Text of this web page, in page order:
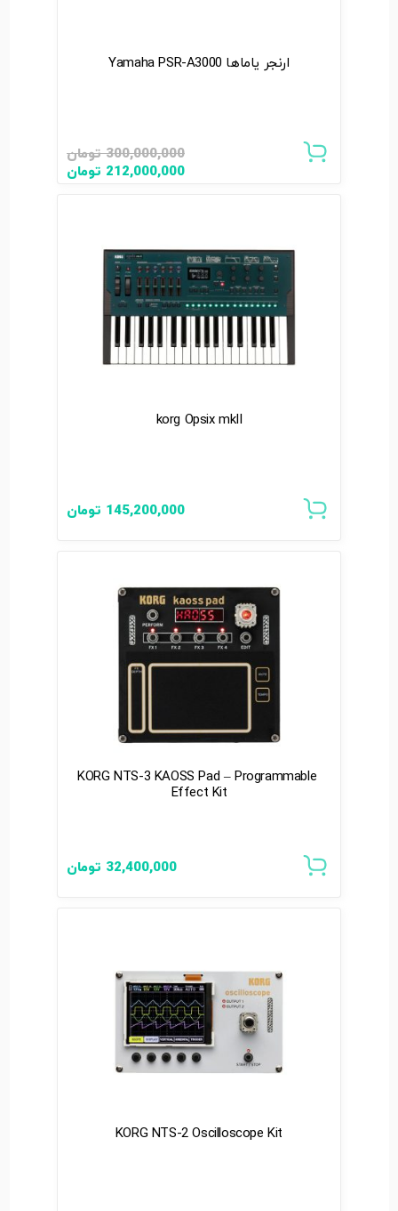
ارنجر یاماها Yamaha PSR-A3000
300,000,000 تومان
212,000,000 تومان
korg Opsix mkII
145,200,000 تومان
KORG NTS-3 KAOSS Pad – Programmable
Effect Kit
32,400,000 تومان
KORG NTS-2 Oscilloscope Kit